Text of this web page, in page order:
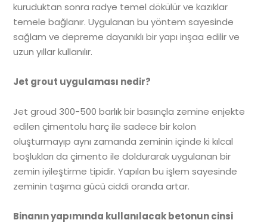
kuruduktan sonra radye temel dökülür ve kazıklar
temele bağlanır. Uygulanan bu yöntem sayesinde
sağlam ve depreme dayanıklı bir yapı inşaa edilir ve
uzun yıllar kullanılır.
Jet grout uygulaması nedir?
Jet groud 300-500 barlık bir basınçla zemine enjekte
edilen çimentolu harç ile sadece bir kolon
oluşturmayıp aynı zamanda zeminin içinde ki kılcal
boşlukları da çimento ile doldurarak uygulanan bir
zemin iyileştirme tipidir. Yapılan bu işlem sayesinde
zeminin taşıma gücü ciddi oranda artar.
Binanın yapımında kullanılacak betonun cinsi